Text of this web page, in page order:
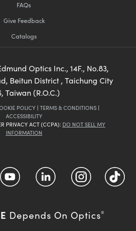
FAQs
Give Feedback
Catalogs
Optics Inc., 14F., No.83,
Beitun District , Taichung City
Taiwan (R.O.C.)
POLICY | TERMS & CONDITIONS |
ACCESSIBILITY
PRIVACY ACT (CCPA): DO NOT SELL MY
INFORMATION
Depends On Optics®